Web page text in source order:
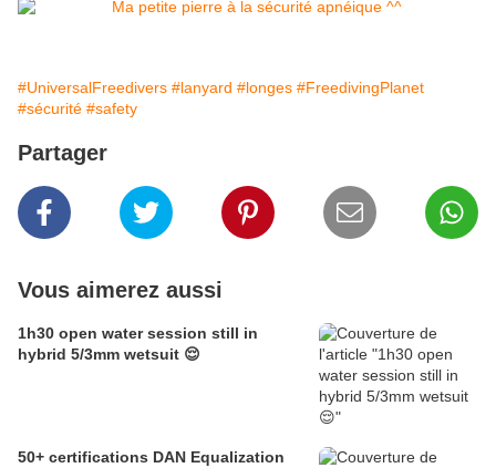
#UniversalFreedivers #lanyard #longes #FreedivingPlanet
#sécurité #safety
Partager
Vous aimerez aussi
1h30 open water session still in
hybrid 5/3mm wetsuit 😌
50+ certifications DAN Equalization